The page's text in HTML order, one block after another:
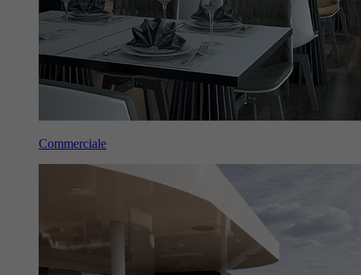
Commerciale